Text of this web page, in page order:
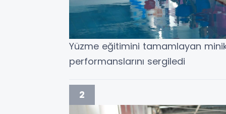
Yüzme eğitimini tamamlayan
performanslarını sergiledi
2